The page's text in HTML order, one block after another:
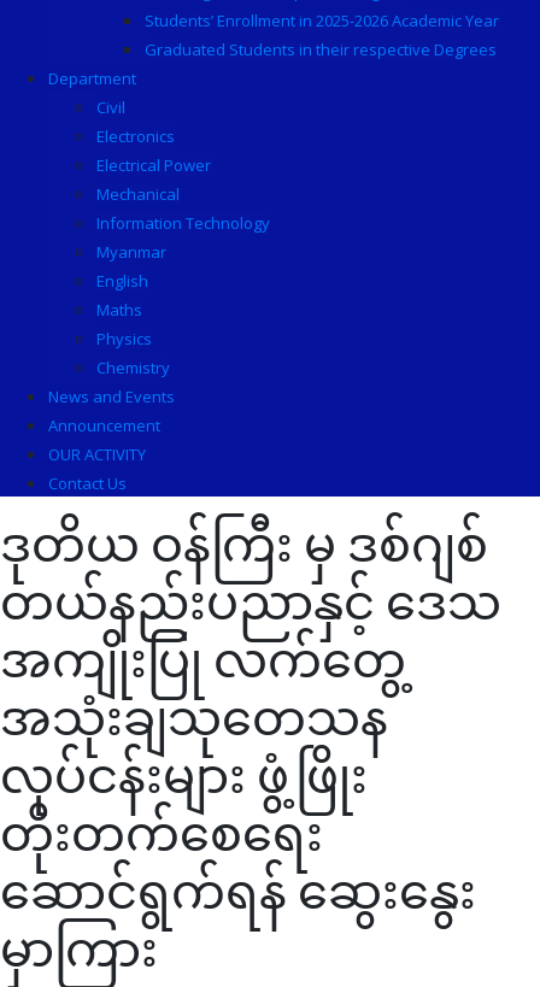
Students’ Enrollment in 2025-2026 Academic Year
Graduated Students in their respective Degrees
Department
Civil
Electronics
Electrical Power
Mechanical
Information Technology
Myanmar
English
Maths
Physics
Chemistry
News and Events
Announcement
OUR ACTIVITY
Contact Us
ဒုတိယ ဝန်ကြီး မှ ဒစ်ဂျစ်
တယ်နည်းပညာနှင့် ဒေသ
အကျိုးပြု လက်တွေ့
အသုံးချသုတေသန
လုပ်ငန်းများ ဖွံ့ဖြိုး
တိုးတက်စေရေး
ဆောင်ရွက်ရန် ဆွေးနွေး
မှာကြား